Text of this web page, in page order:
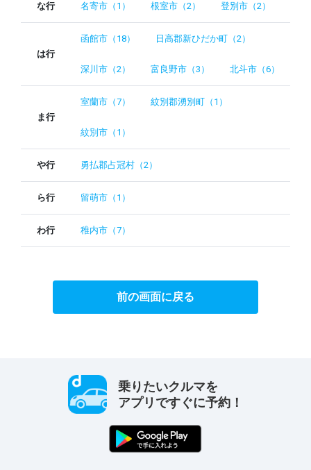
な行 名寄市（1） 根室市（2） 登別市（2）
は行
函館市（18） 日高郡新ひだか町（2）
深川市（2） 富良野市（3） 北斗市（6）
ま行
室蘭市（7） 紋別郡湧別町（1）
紋別市（1）
や行 勇払郡占冠村（2）
ら行 留萌市（1）
わ行 稚内市（7）
前の画面に戻る
乗りたいクルマを
アプリですぐに予約！